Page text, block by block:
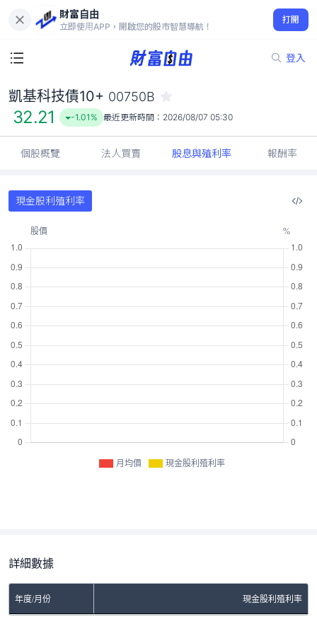
財富自由
立即使用APP，開啟您的股市智慧導航！
打開
登入
32.21
-1.01%
凱基科技債10+ 00750B
32.21 -1.01% 最近更新時間： 2026/08/07 05:30
個股概覽 法人買賣 股息與殖利率 報酬率
現金股利殖利率
月均價 現金股利殖利率
詳細數據
年度/月份 現金股利殖利率